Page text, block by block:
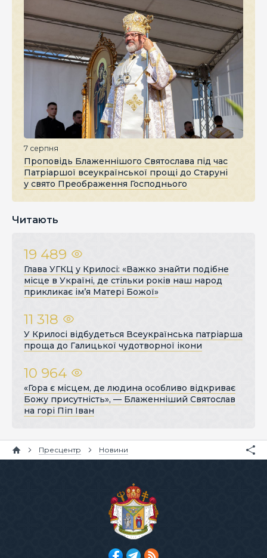
7 серпня
Проповідь Блаженнішого Святослава під час
Патріаршої всеукраїнської прощі до Старуні
у свято Преображення Господнього
Читають
19 489
Глава УГКЦ у Крилосі: «Важко знайти подібне
місце в Україні, де стільки років наш народ
прикликає ім’я Матері Божої»
11 318
У Крилосі відбудеться Всеукраїнська патріарша
проща до Галицької чудотворної ікони
10 964
«Гора є місцем, де людина особливо відкриває
Божу присутність», — Блаженніший Святослав
на горі Піп Іван
Пресцентр Новини